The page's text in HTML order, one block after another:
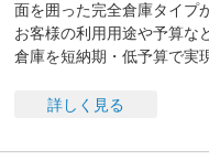
面を囲った完全倉庫タイプ
お客様の利用用途や予算な
倉庫を短納期・低予算で実
詳しく見る